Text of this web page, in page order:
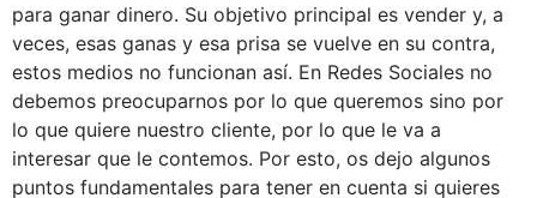
para ganar dinero. Su objetivo principal es vender y, a
veces, esas ganas y esa prisa se vuelve en su contra,
estos medios no funcionan así. En Redes Sociales no
debemos preocuparnos por lo que queremos sino por
lo que quiere nuestro cliente, por lo que le va a
interesar que le contemos. Por esto, os dejo algunos
puntos fundamentales para tener en cuenta si quieres